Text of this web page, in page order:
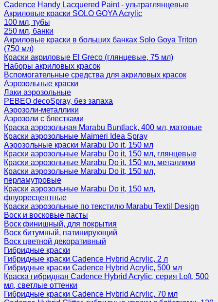
Cadence Handy Lacquered Paint - ультраглянцевые
Акриловые краски SOLO GOYA Acrylic
100 мл, тубы
250 мл, банки
Акриловые краски в больших банках Solo Goya Triton
(750 мл)
Краски акриловые El Greco (глянцевые, 75 мл)
Наборы акриловых красок
Вспомогательные средства для акриловых красок
Аэрозольные краски
Лаки аэрозольные
PEBEO decoSpray, без запаха
Аэрозоли-металлики
Аэрозоли с блестками
Краска аэрозольная Marabu Buntlack, 400 мл, матовые
Краски аэрозольные Maimeri Idea Spray
Аэрозольные краски Marabu Do it, 150 мл
Краски аэрозольные Marabu Do it, 150 мл, глянцевые
Краски аэрозольные Marabu Do it, 150 мл, металлики
Краски аэрозольные Marabu Do it, 150 мл,
перламутровые
Краски аэрозольные Marabu Do it, 150 мл,
флуоресцентные
Краски аэрозольные по текстилю Marabu Textil Design
Воск и восковые пасты
Воск финишный, для покрытия
Воск битумный, патинирующий
Воск цветной декоративный
Гибридные краски
Гибридные краски Cadence Hybrid Acrylic, 2 л
Гибридные краски Cadence Hybrid Acrylic, 500 мл
Краска гибридная Cadence Hybrid Acrylic, серия Loft, 500
мл, светлые оттенки
Гибридные краски Cadence Hybrid Acrylic, 70 мл